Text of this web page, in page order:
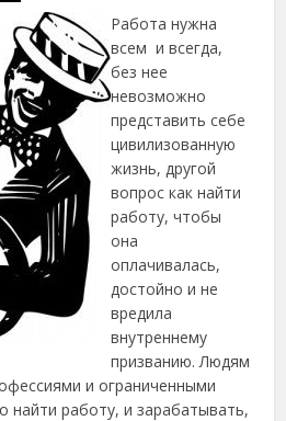
Работа нужна
всем и всегда,
без нее
невозможно
представить себе
цивилизованную
жизнь, другой
вопрос как найти
работу, чтобы
она
оплачивалась,
достойно и не
вредила
внутреннему
призванию. Людям
и ограниченными
найти работу, и зарабатывать,